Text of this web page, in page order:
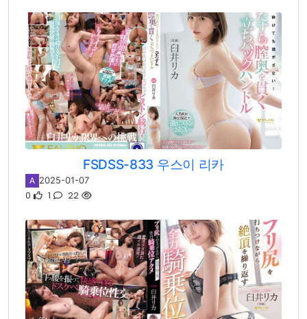
FSDSS-833 우스이 리카
A 2025-01-07
0 1 22